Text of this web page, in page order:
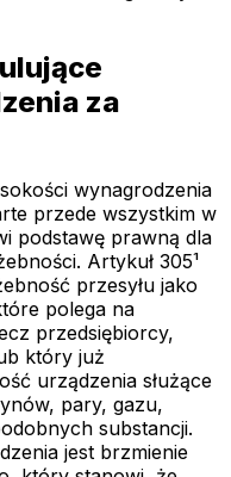
za
wynagrodzenia
przede wszystkim w
podstawę prawną dla
Artykuł 305¹
przesyłu jako
polega na
przedsiębiorcy,
który już
urządzenia służące
pary, gazu,
substancji.
jest brzmienie